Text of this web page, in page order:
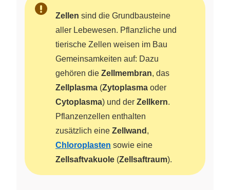
Zellen sind die Grundbausteine
aller Lebewesen. Pflanzliche und
tierische Zellen weisen im Bau
Gemeinsamkeiten auf: Dazu
gehören die Zellmembran, das
Zellplasma (Zytoplasma oder
Cytoplasma) und der Zellkern.
Pflanzenzellen enthalten
zusätzlich eine Zellwand ,
Chloroplasten sowie eine
Zellsaftvakuole (Zellsaftraum).